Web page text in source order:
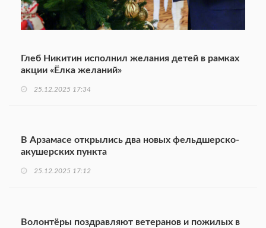
Глеб Никитин исполнил желания детей в рамках
акции «Ёлка желаний»
25.12.2025 17:34
В Арзамасе открылись два новых фельдшерско-
акушерских пункта
25.12.2025 17:12
Волонтёры поздравляют ветеранов и пожилых в